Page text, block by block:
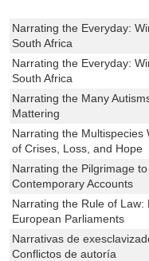
Narrating the Everyday:
South Africa
Narrating the Everyday:
South Africa
Narrating the Many
Mattering
Narrating the Multispecies
of Crises, Loss, and Hope
Narrating the Pilgrimage
Contemporary Accounts
Narrating the Rule of
European Parliaments
Narrativas de
Conflictos de autoría